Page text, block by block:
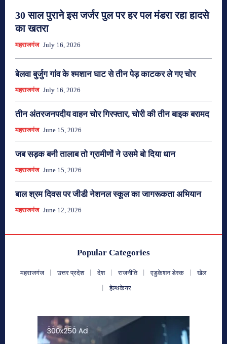
30 साल पुराने इस जर्जर पुल पर हर पल मंडरा रहा हादसे
का खतरा
महराजगंज July 16, 2026
बेलवा बुर्जुग गांव के श्मशान घाट से तीन पेड़ काटकर ले गए चोर
महराजगंज July 16, 2026
तीन अंतरजनपदीय वाहन चोर गिरफ्तार, चोरी की तीन बाइक बरामद
महराजगंज June 15, 2026
जब सड़क बनी तालाब तो ग्रामीणों ने उसमे बो दिया धान
महराजगंज June 15, 2026
बाल श्रम दिवस पर जीडी नेशनल स्कूल का जागरूकता अभियान
महराजगंज June 12, 2026
Popular Categories
महराजगंज उत्तर प्रदेश देश राजनीति एडुकेशन डेस्क
खेल
हेल्थकेयर